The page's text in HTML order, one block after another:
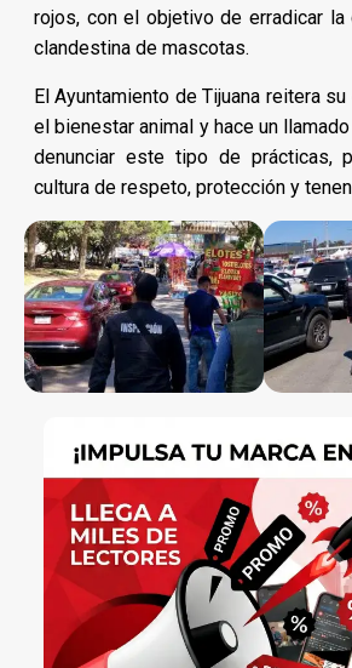
rojos, con el objetivo de erradicar la
clandestina de mascotas.
El Ayuntamiento de Tijuana reitera
el bienestar animal y hace un
denunciar este tipo de prácticas,
cultura de respeto, protección y